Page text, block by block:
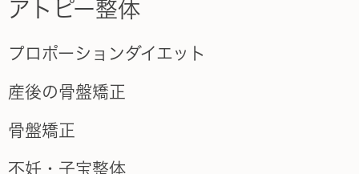
アトピー整体
プロポーションダイエット
産後の骨盤矯正
骨盤矯正
不妊・子宝整体